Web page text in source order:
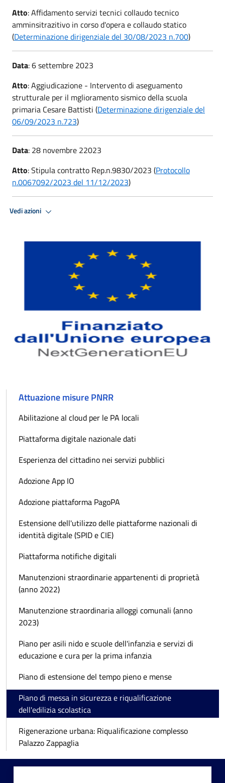
Atto: Affidamento servizi tecnici collaudo tecnico
amminsitrazitivo in corso d'opera e collaudo statico
(Determinazione dirigenziale del 30/08/2023 n.700)
Data: 6 settembre 2023
Atto: Aggiudicazione - Intervento di aseguamento
strutturale per il mglioramento sismico della scuola
primaria Cesare Battisti (Determinazione dirigenziale del
06/09/2023 n.723)
Data: 28 novembre 22023
Atto: Stipula contratto Rep.n.9830/2023 (Protocollo
n.0067092/2023 del 11/12/2023)
Vedi azioni
Attuazione misure PNRR
Abilitazione al cloud per le PA locali
Piattaforma digitale nazionale dati
Esperienza del cittadino nei servizi pubblici
Adozione App IO
Adozione piattaforma PagoPA
Estensione dell'utilizzo delle piattaforme nazionali di
identità digitale (SPID e CIE)
Piattaforma notifiche digitali
Manutenzioni straordinarie appartenenti di proprietà
(anno 2022)
Manutenzione straordinaria alloggi comunali (anno
2023)
Piano per asili nido e scuole dell'infanzia e servizi di
educazione e cura per la prima infanzia
Piano di estensione del tempo pieno e mense
Piano di messa in sicurezza e riqualificazione
dell'edilizia scolastica
Rigenerazione urbana: Riqualificazione complesso
Palazzo Zappaglia